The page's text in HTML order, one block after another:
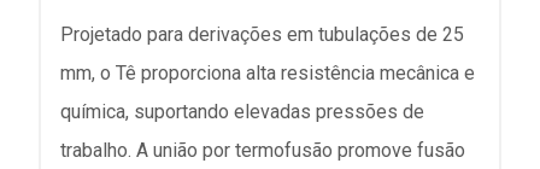
Projetado para derivações em tubulações de 25
mm, o Tê proporciona alta resistência mecânica e
química, suportando elevadas pressões de
trabalho. A união por termofusão promove fusão